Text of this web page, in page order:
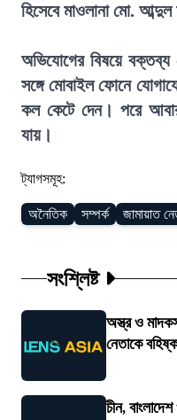
হিসেবে মাওলানা মো.
অভিযোগের বিষয়ে
সঙ্গে মোবাইল ফোনে
কল কেটে দেন। পরে
যায়।
ট্যাগসমূহ:
অনৈতিক সম্পর্ক জামায়াত
সংশ্লিষ্ট
অস্ত্র ও
নেতাকে
চীন,